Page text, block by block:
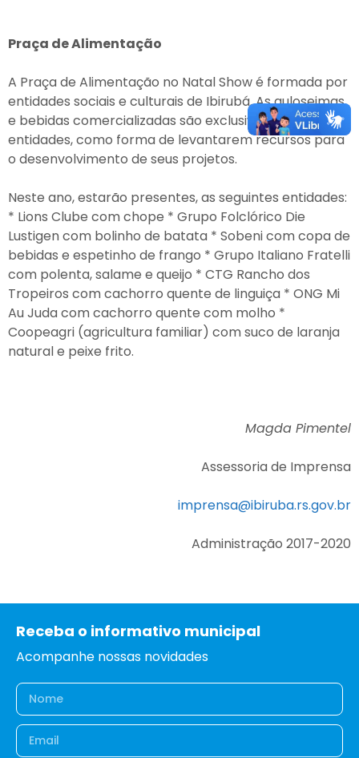
Praça de Alimentação
A Praça de Alimentação no Natal Show é formada por
entidades sociais e culturais de Ibirubá. As guloseimas
e bebidas comercializadas são exclusivamente das
entidades, como forma de levantarem recursos para
o desenvolvimento de seus projetos.
Neste ano, estarão presentes, as seguintes entidades:
* Lions Clube com chope * Grupo Folclórico Die
Lustigen com bolinho de batata * Sobeni com copa de
bebidas e espetinho de frango * Grupo Italiano Fratelli
com polenta, salame e queijo * CTG Rancho dos
Tropeiros com cachorro quente de linguiça * ONG Mi
Au Juda com cachorro quente com molho *
Coopeagri (agricultura familiar) com suco de laranja
natural e peixe frito.
Magda Pimentel
Assessoria de Imprensa
imprensa@ibiruba.rs.gov.br
Administração 2017-2020
Receba o informativo municipal
Acompanhe nossas novidades